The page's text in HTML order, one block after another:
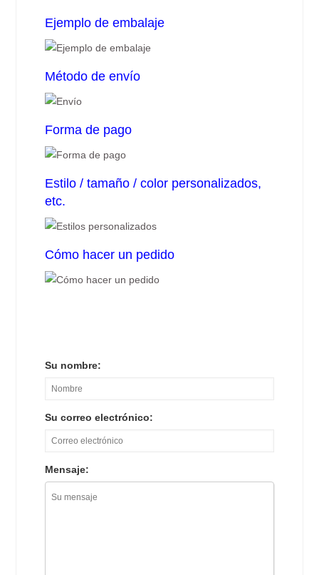
Ejemplo de embalaje
Método de envío
Forma de pago
Estilo / tamaño / color personalizados,
etc.
Cómo hacer un pedido
Su nombre:
Su correo electrónico:
Mensaje: